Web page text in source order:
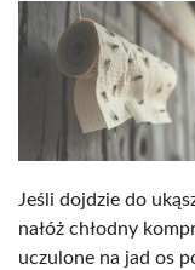
Jeśli dojdzie do
nałóż chłodny
uczulone na jad os